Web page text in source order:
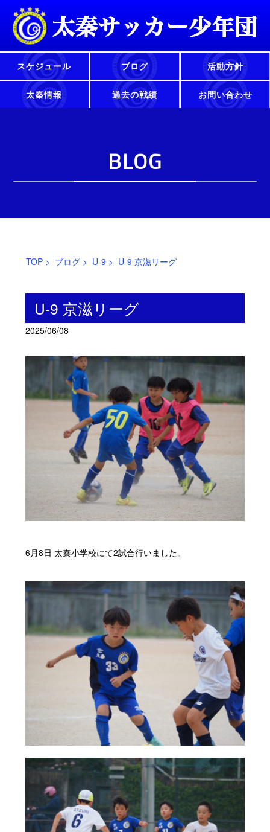
スケジュール ブログ 活動方針
太秦情報 過去の戦績 お問い合わせ
BLOG
TOP> ブログ> U-9 > U-9 京滋リーグ
U-9 京滋リーグ
2025/06/08
6月8日 太秦小学校にて2試合行いました。